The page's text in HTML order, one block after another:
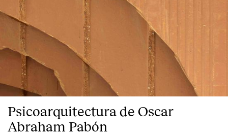
Psicoarquitectura de Oscar
Abraham Pabón